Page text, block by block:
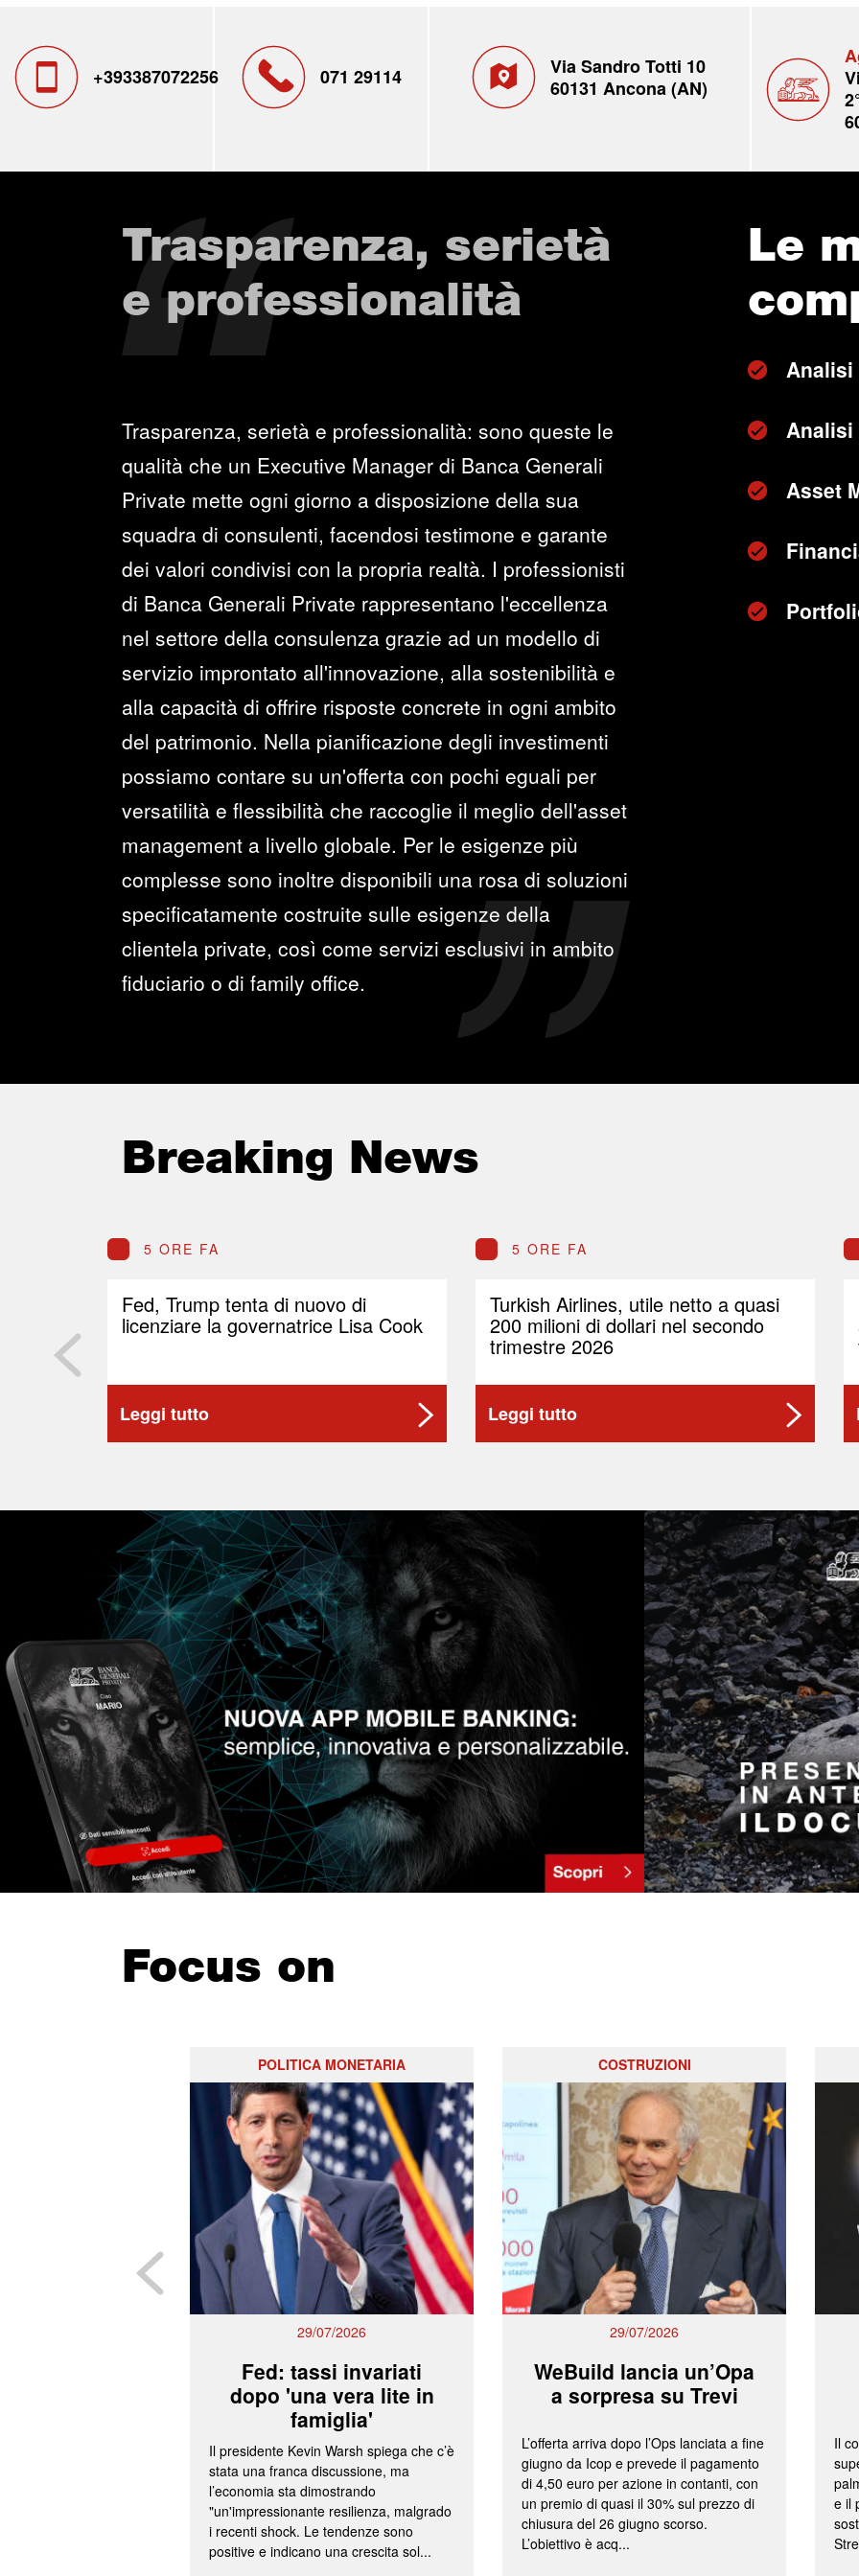
+393387072256 071 29114
Via Sandro Totti 10
60131 Ancona (AN)
Trasparenza, serietà
e professionalità
Trasparenza, serietà e professionalità: sono queste le
qualità che un Executive Manager di Banca Generali
Private mette ogni giorno a disposizione della sua
squadra di consulenti, facendosi testimone e garante
dei valori condivisi con la propria realtà. I professionisti
di Banca Generali Private rappresentano l'eccellenza
nel settore della consulenza grazie ad un modello di
servizio improntato all'innovazione, alla sostenibilità e
alla capacità di offrire risposte concrete in ogni ambito
del patrimonio. Nella pianificazione degli investimenti
possiamo contare su un'offerta con pochi eguali per
versatilità e flessibilità che raccoglie il meglio dell'asset
management a livello globale. Per le esigenze più
complesse sono inoltre disponibili una rosa di soluzioni
specificatamente costruite sulle esigenze della
clientela private, così come servizi esclusivi in ambito
fiduciario o di family office.
Le
Analisi
Asset
Breaking News
5 ORE FA
Fed, Trump tenta di nuovo di
licenziare la governatrice Lisa Cook
Leggi tutto
5 ORE FA
Turkish Airlines, utile netto a quasi
200 milioni di dollari nel secondo
trimestre 2026
Leggi tutto
Focus on
POLITICA MONETARIA
29/07/2026
Fed: tassi invariati
dopo 'una vera lite in
famiglia'
Il presidente Kevin Warsh spiega che c’è
stata una franca discussione, ma
l’economia sta dimostrando
"un'impressionante resilienza, malgrado
i recenti shock. Le tendenze sono
positive e indicano una crescita sol...
COSTRUZIONI
29/07/2026
WeBuild lancia un’Opa
a sorpresa su Trevi
L’offerta arriva dopo l’Ops lanciata a fine
giugno da Icop e prevede il pagamento
di 4,50 euro per azione in contanti, con
un premio di quasi il 30% sul prezzo di
chiusura del 26 giugno scorso.
L’obiettivo è acq...
Il
e il